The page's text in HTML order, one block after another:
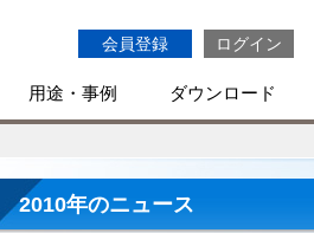
会員登録 ログイン
用途・事例 ダウンロード
2010年のニュース